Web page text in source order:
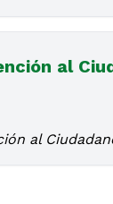
al
al